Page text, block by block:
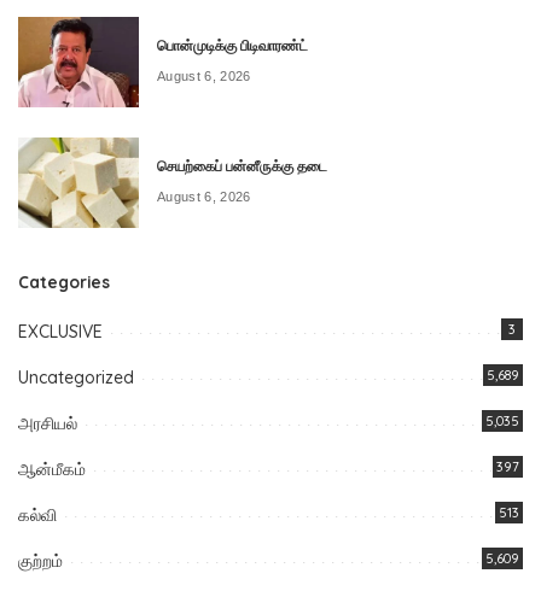
பொன்முடிக்கு பிடிவாரண்ட்
August 6, 2026
செயற்கைப் பன்னீருக்கு தடை
August 6, 2026
Categories
EXCLUSIVE 3
Uncategorized 5,689
அரசியல் 5,035
ஆன்மீகம் 397
கல்வி 513
குற்றம் 5,609